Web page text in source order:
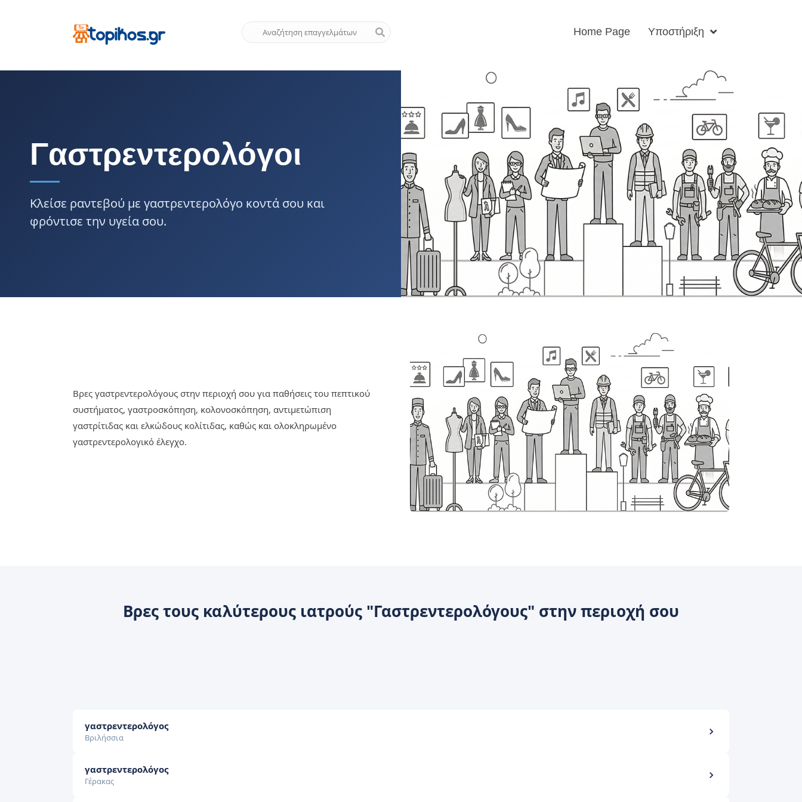
Home Page Υποστήριξη
Γαστρεντερολόγοι
Κλείσε ραντεβού με γαστρεντερολόγο κοντά σου και
φρόντισε την υγεία σου.
Βρες γαστρεντερολόγους στην περιοχή σου για παθήσεις του πεπτικού
συστήματος, γαστροσκόπηση, κολονοσκόπηση, αντιμετώπιση
γαστρίτιδας και ελκώδους κολίτιδας, καθώς και ολοκληρωμένο
γαστρεντερολογικό έλεγχο.
Βρες τους καλύτερους ιατρούς "Γαστρεντερολόγους" στην περιοχή σου
γαστρεντερολόγος
Βριλήσσια
γαστρεντερολόγος
Γέρακας